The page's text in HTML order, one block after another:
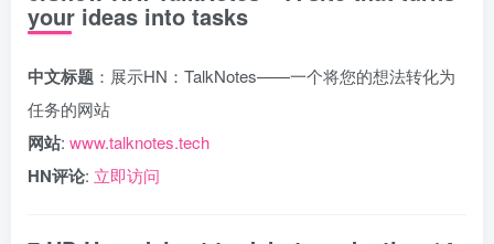
your ideas into tasks
中文标题 ：展示HN：TalkNotes——一个将您的想法转化为
任务的网站
网站: www.talknotes.tech
HN评论: 立即访问